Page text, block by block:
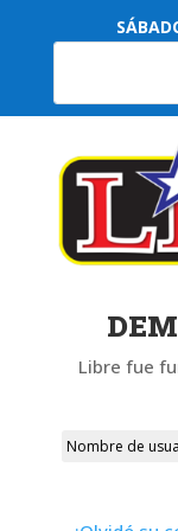
Libre fue